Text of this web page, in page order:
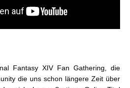
Fantasy XIV Fan Gathering, die
die uns schon längere Zeit über